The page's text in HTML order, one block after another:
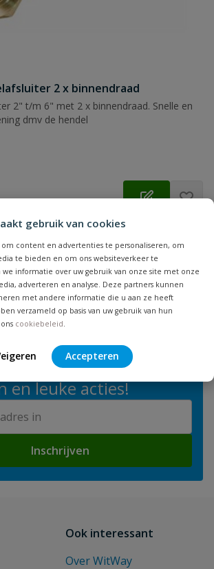
gebruik van cookies
content en advertenties te personaliseren, om
te bieden en om ons websiteverkeer te
we informatie over uw gebruik van onze site met onze
adverteren en analyse. Deze partners kunnen
met andere informatie die u aan ze heeft
verzameld op basis van uw gebruik van hun
cookiebeleid.
Accepteren
2 x binnendraad
2" t/m 6" met 2 x binnendraad. Snelle en
dmv de hendel
Toon
hoogte van nieuwe
en leuke acties!
Inschrijven
Ook interessant
Over WitWay